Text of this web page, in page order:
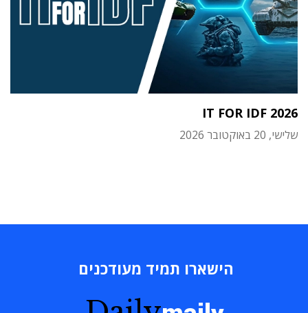
IT FOR IDF 2026
שלישי, 20 באוקטובר 2026
הישארו תמיד מעודכנים